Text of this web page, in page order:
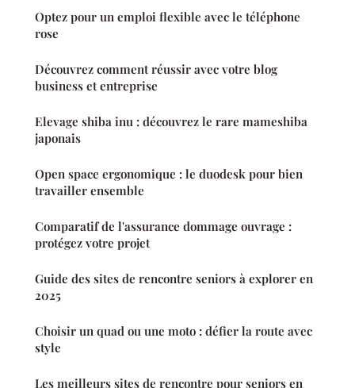
Optez pour un emploi flexible avec le téléphone
rose
Découvrez comment réussir avec votre blog
business et entreprise
Elevage shiba inu : découvrez le rare mameshiba
japonais
Open space ergonomique : le duodesk pour bien
travailler ensemble
Comparatif de l'assurance dommage ouvrage :
protégez votre projet
Guide des sites de rencontre seniors à explorer en
2025
Choisir un quad ou une moto : défier la route avec
style
Les meilleurs sites de rencontre pour seniors en